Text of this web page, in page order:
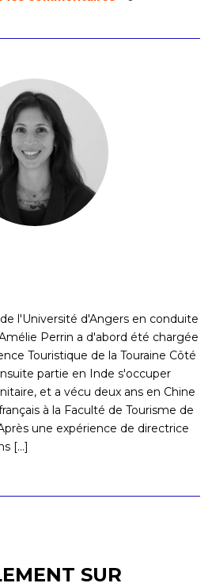
l'Université d'Angers en conduite
Perrin a d'abord été chargée
Touristique de la Touraine Côté
partie en Inde s'occuper
et a vécu deux ans en Chine
à la Faculté de Tourisme de
une expérience de directrice
[...]
SUR